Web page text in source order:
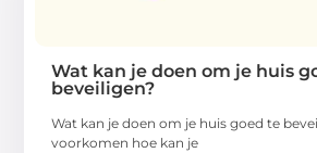
Wat kan je doen om je huis
beveiligen?
Wat kan je doen om je huis goed te
voorkomen hoe kan je